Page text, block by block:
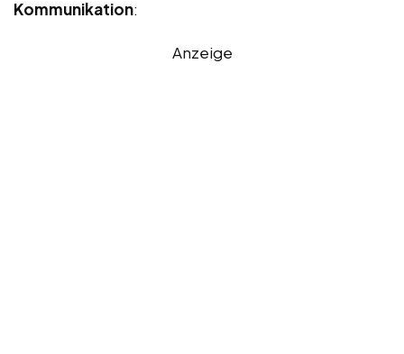
Kommunikation:
Anzeige